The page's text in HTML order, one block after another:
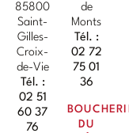
85800
Saint-
Gilles-
Croix-
de-Vie
Tél. :
02 51
60 37
76
de
Monts
Tél. :
02 72
75 01
36
DU